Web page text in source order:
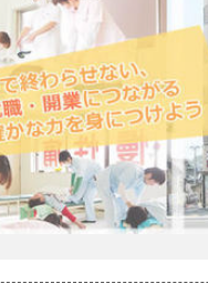
体験レッス
やりたいこ
特集をみる